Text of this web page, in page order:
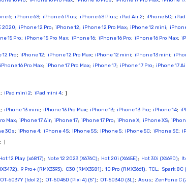
6; iPhone 6S; iPhone 6 Plus; iPhone 6S Plus; iPad Air 2; iPhone 5C;
2020; iPhone 12 Pro; iPhone 12; iPhone 12 Pro Max; iPhone 12 mini;
15 Pro; iPhone 15 Pro Max; iPhone 16; iPhone 16 Pro; iPhone 16 Pro Max;
12 Pro; iPhone 12; iPhone 12 Pro Max; iPhone 12 mini; iPhone 13 mini;
iPhone 16 Pro Max; iPhone 17 Pro Max; iPhone 17; iPhone 17 Pro; iPhone 17
; iPad mini 2; iPad mini 4; ]
; iPhone 13 mini; iPhone 13 Pro Max; iPhone 13; iPhone 13 Pro; iPhone 14;
Max; iPhone 17 Air; iPhone 17; iPhone 17 Pro; iPhone X; iPhone XS;
3Gs; iPhone 4; iPhone 4S; iPhone 5S; iPhone 5; iPhone 5C; iPhone SE;
; ]
Hot 12 Play (x6817); Note 12 2023 (X676C); Hot 20i (X665E); Hot 30i (X669D);
; 9 Pro+ (RMX3393); C30 (RMX3581); 10 Pro (RMX3661); TCL; Spark 8C
OT-6037Y (Idol 2); OT-5045D (Pixi 4) (5"); OT-5034D (3L); Asus; ZenFone C